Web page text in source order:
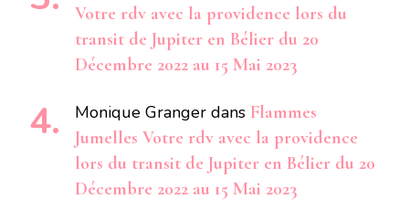
Votre rdv avec la providence lors du
transit de Jupiter en Bélier du 20
Décembre 2022 au 15 Mai 2023
Monique Granger dans Flammes
Jumelles Votre rdv avec la providence
lors du transit de Jupiter en Bélier du 20
Décembre 2022 au 15 Mai 2023